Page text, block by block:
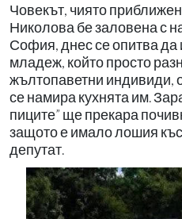
Човекът, чиято
Николова бе заловена с
София, днес се опитва да
младеж, който просто
жълтопаветни индивиди,
се намира кухнята им.
пиците” ще прекара
защото е имало лошия
депутат.